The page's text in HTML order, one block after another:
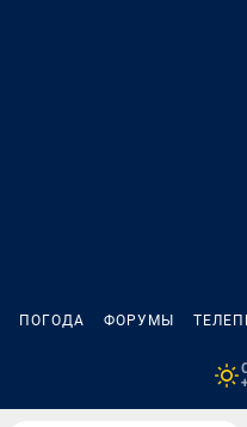
ПОГОДА ФОРУМЫ